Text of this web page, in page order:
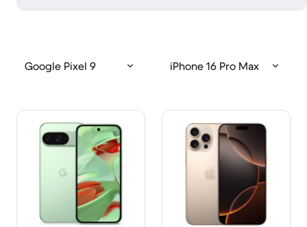
Google Pixel 9 iPhone 16 Pro Max